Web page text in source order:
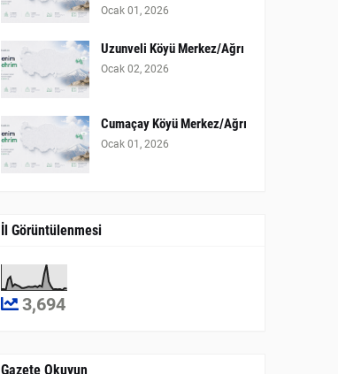
Ocak 01, 2026
Uzunveli Köyü Merkez/Ağrı
Ocak 02, 2026
Cumaçay Köyü Merkez/Ağrı
Ocak 01, 2026
İl Görüntülenmesi
3,694
Gazete Okuyun